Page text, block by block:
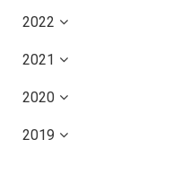
2022
2021
2020
2019